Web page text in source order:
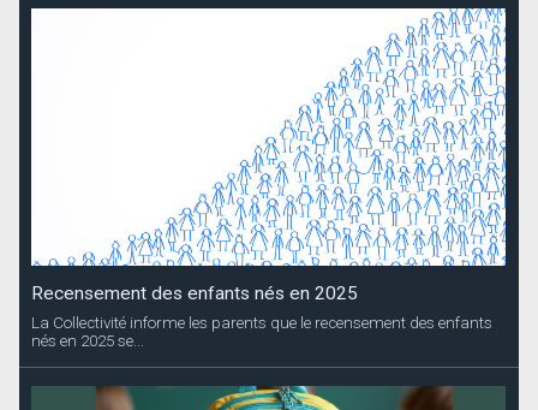
Recensement des enfants nés en 2025
La Collectivité informe les parents que le recensement des enfants
nés en 2025 se...